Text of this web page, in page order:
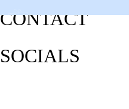
CONTACT
SOCIALS